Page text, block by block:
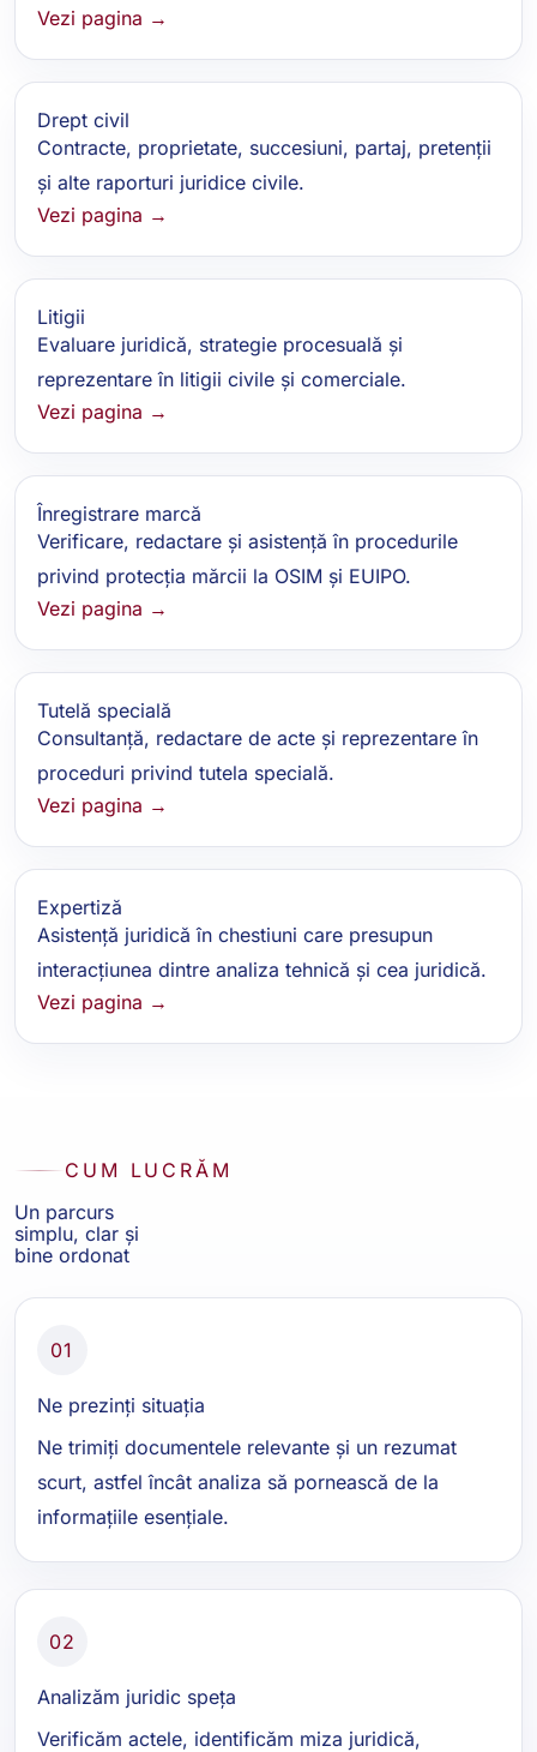
Vezi pagina →
Drept civil
Contracte, proprietate, succesiuni, partaj, pretenții
și alte raporturi juridice civile.
Vezi pagina →
Litigii
Evaluare juridică, strategie procesuală și
reprezentare în litigii civile și comerciale.
Vezi pagina →
Înregistrare marcă
Verificare, redactare și asistență în procedurile
privind protecția mărcii la OSIM și EUIPO.
Vezi pagina →
Tutelă specială
Consultanță, redactare de acte și reprezentare în
proceduri privind tutela specială.
Vezi pagina →
Expertiză
Asistență juridică în chestiuni care presupun
interacțiunea dintre analiza tehnică și cea juridică.
Vezi pagina →
CUM LUCRĂM
Un parcurs
simplu, clar și
bine ordonat
01
Ne prezinți situația
Ne trimiți documentele relevante și un rezumat
scurt, astfel încât analiza să pornească de la
informațiile esențiale.
02
Analizăm juridic speța
Verificăm actele, identificăm miza juridică,